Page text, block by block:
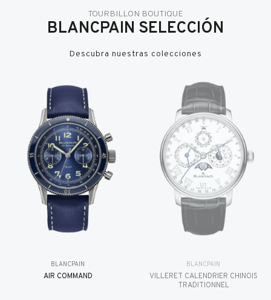
TOURBILLON BOUTIQUE
BLANCPAIN SELECCIÓN
Descubra nuestras colecciones
BLANCPAIN
AIR COMMAND
BLANCPAIN
VILLERET CALENDRIER CHINOIS
TRADITIONNEL